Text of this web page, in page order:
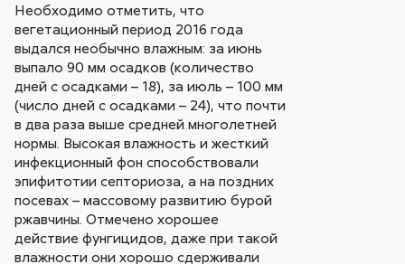
Необходимо отметить, что
вегетационный период 2016 года
выдался необычно влажным: за июнь
выпало 90 мм осадков (количество
дней с осадками – 18), за июль – 100 мм
(число дней с осадками – 24), что почти
в два раза выше средней многолетней
нормы. Высокая влажность и жесткий
инфекционный фон способствовали
эпифитотии септориоза, а на поздних
посевах – массовому развитию бурой
ржавчины. Отмечено хорошее
действие фунгицидов, даже при такой
влажности они хорошо сдерживали